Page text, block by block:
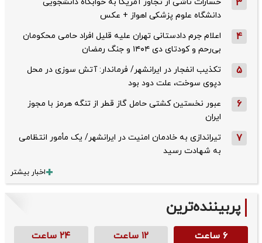
3
دانشگاه علوم پزشکی اهواز + عکس
4
اعلام جرم دادستانی تهران علیه قلیل افراد حامی محکومان
بی‌رحم و کودتای دی‌ ۱۴۰۴ و جنگ رمضان
5
تکذیب ‌انفجار در ایرانشهر/ فرماندار: آتش سوزی در محل
دپوی سوخت، علت دود بود
6
عبور نخستین کشتی حامل گاز قطر از تنگه هرمز با مجوز
ایران
7
تیراندازی به خادمان امنیت در ایرانشهر/ یک مأمور انتظامی
به شهادت رسید
اخبار بیشتر
پربیننده‌ترین
۶ ساعت ۱۲ ساعت ۲۴ ساعت